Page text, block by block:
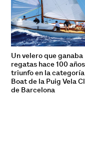
Un velero que ganaba
regatas hace 100
triunfo en la
Boat de la Puig Vela
de Barcelona